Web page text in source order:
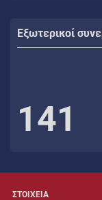
Εξωτερικοί
141
ΣΤΟΙΧΕΙΑ